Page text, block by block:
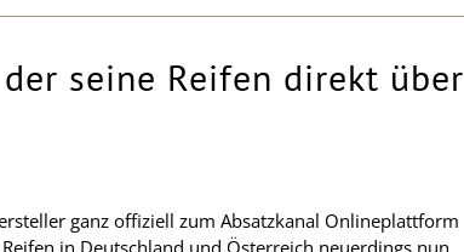
seine Reifen direkt über
ganz offiziell zum Absatzkanal Onlineplattform